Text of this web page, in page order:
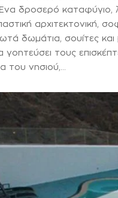
δροσερό καταφύγιο,
αρχιτεκτονική,
δωμάτια, σουίτες και
γοητεύσει τους
του νησιού,…